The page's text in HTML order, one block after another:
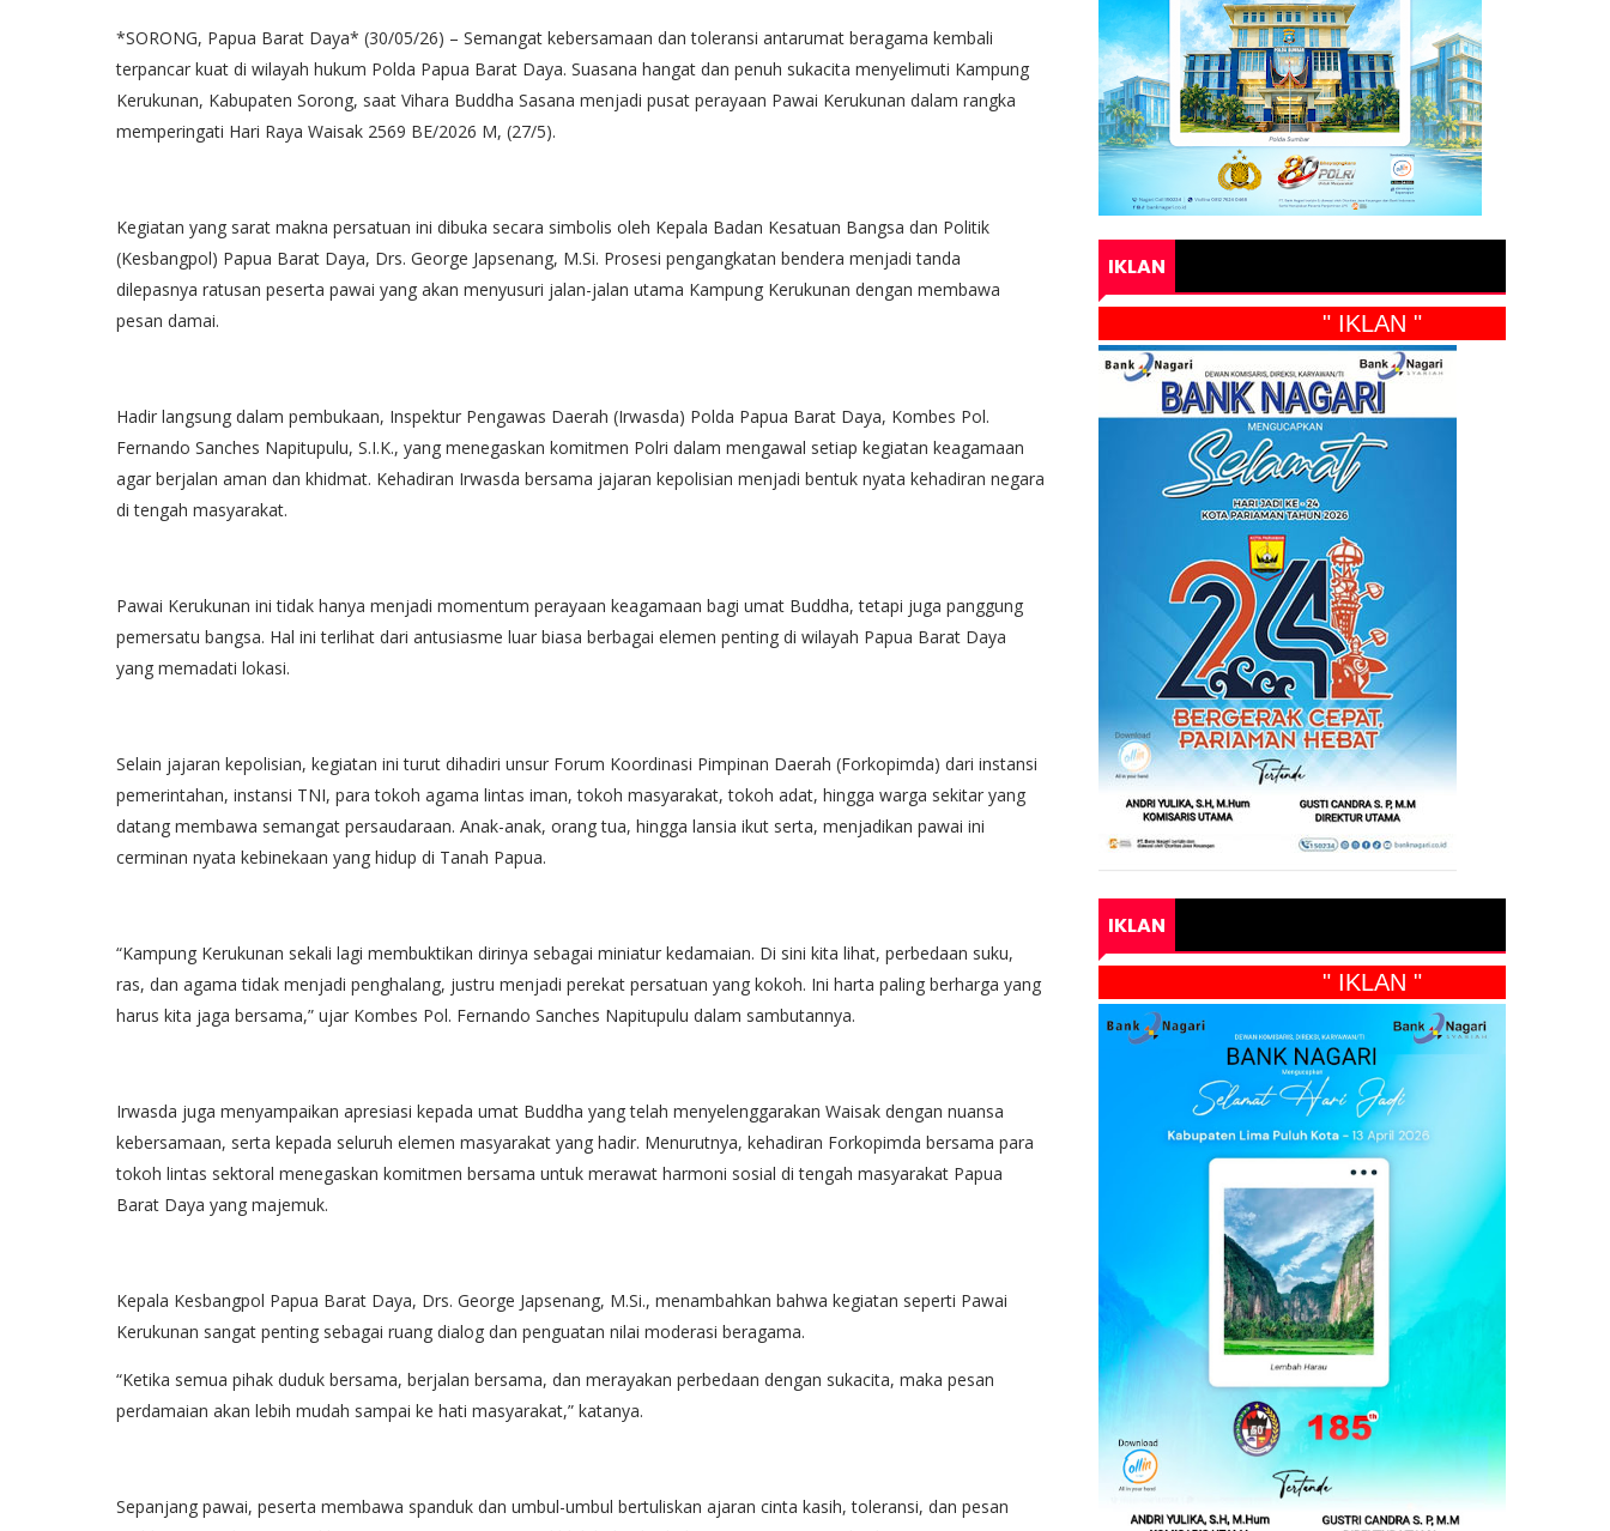
*SORONG, Papua Barat Daya* (30/05/26) – Semangat kebersamaan dan toleransi antarumat beragama kembali
terpancar kuat di wilayah hukum Polda Papua Barat Daya. Suasana hangat dan penuh sukacita menyelimuti Kampung
Kerukunan, Kabupaten Sorong, saat Vihara Buddha Sasana menjadi pusat perayaan Pawai Kerukunan dalam rangka
memperingati Hari Raya Waisak 2569 BE/2026 M, (27/5).
Kegiatan yang sarat makna persatuan ini dibuka secara simbolis oleh Kepala Badan Kesatuan Bangsa dan Politik
(Kesbangpol) Papua Barat Daya, Drs. George Japsenang, M.Si. Prosesi pengangkatan bendera menjadi tanda
dilepasnya ratusan peserta pawai yang akan menyusuri jalan-jalan utama Kampung Kerukunan dengan membawa
pesan damai.
Hadir langsung dalam pembukaan, Inspektur Pengawas Daerah (Irwasda) Polda Papua Barat Daya, Kombes Pol.
Fernando Sanches Napitupulu, S.I.K., yang menegaskan komitmen Polri dalam mengawal setiap kegiatan keagamaan
agar berjalan aman dan khidmat. Kehadiran Irwasda bersama jajaran kepolisian menjadi bentuk nyata kehadiran negara
di tengah masyarakat.
Pawai Kerukunan ini tidak hanya menjadi momentum perayaan keagamaan bagi umat Buddha, tetapi juga panggung
pemersatu bangsa. Hal ini terlihat dari antusiasme luar biasa berbagai elemen penting di wilayah Papua Barat Daya
yang memadati lokasi.
Selain jajaran kepolisian, kegiatan ini turut dihadiri unsur Forum Koordinasi Pimpinan Daerah (Forkopimda) dari instansi
pemerintahan, instansi TNI, para tokoh agama lintas iman, tokoh masyarakat, tokoh adat, hingga warga sekitar yang
datang membawa semangat persaudaraan. Anak-anak, orang tua, hingga lansia ikut serta, menjadikan pawai ini
cerminan nyata kebinekaan yang hidup di Tanah Papua.
“Kampung Kerukunan sekali lagi membuktikan dirinya sebagai miniatur kedamaian. Di sini kita lihat, perbedaan suku,
ras, dan agama tidak menjadi penghalang, justru menjadi perekat persatuan yang kokoh. Ini harta paling berharga yang
harus kita jaga bersama,” ujar Kombes Pol. Fernando Sanches Napitupulu dalam sambutannya.
Irwasda juga menyampaikan apresiasi kepada umat Buddha yang telah menyelenggarakan Waisak dengan nuansa
kebersamaan, serta kepada seluruh elemen masyarakat yang hadir. Menurutnya, kehadiran Forkopimda bersama para
tokoh lintas sektoral menegaskan komitmen bersama untuk merawat harmoni sosial di tengah masyarakat Papua
Barat Daya yang majemuk.
Kepala Kesbangpol Papua Barat Daya, Drs. George Japsenang, M.Si., menambahkan bahwa kegiatan seperti Pawai
Kerukunan sangat penting sebagai ruang dialog dan penguatan nilai moderasi beragama.
“Ketika semua pihak duduk bersama, berjalan bersama, dan merayakan perbedaan dengan sukacita, maka pesan
perdamaian akan lebih mudah sampai ke hati masyarakat,” katanya.
Sepanjang pawai, peserta membawa spanduk dan umbul-umbul bertuliskan ajaran cinta kasih, toleransi, dan pesan
IKLAN
" IKLAN "
IKLAN
" IKLAN "